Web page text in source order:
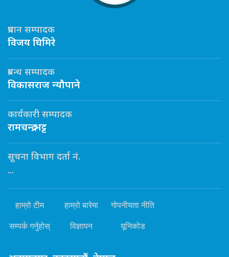
प्रधान सम्पादक
विजय घिमिरे
प्रबन्ध सम्पादक
विकासराज न्यौपाने
कार्यकारी सम्पादक
रामचन्द्र भट्ट
सूचना विभाग दर्ता नं.
...
हाम्रो टीम हाम्रो बारेमा गोपनीयता नीति
सम्पर्क गर्नुहोस् विज्ञापन यूनिकोड